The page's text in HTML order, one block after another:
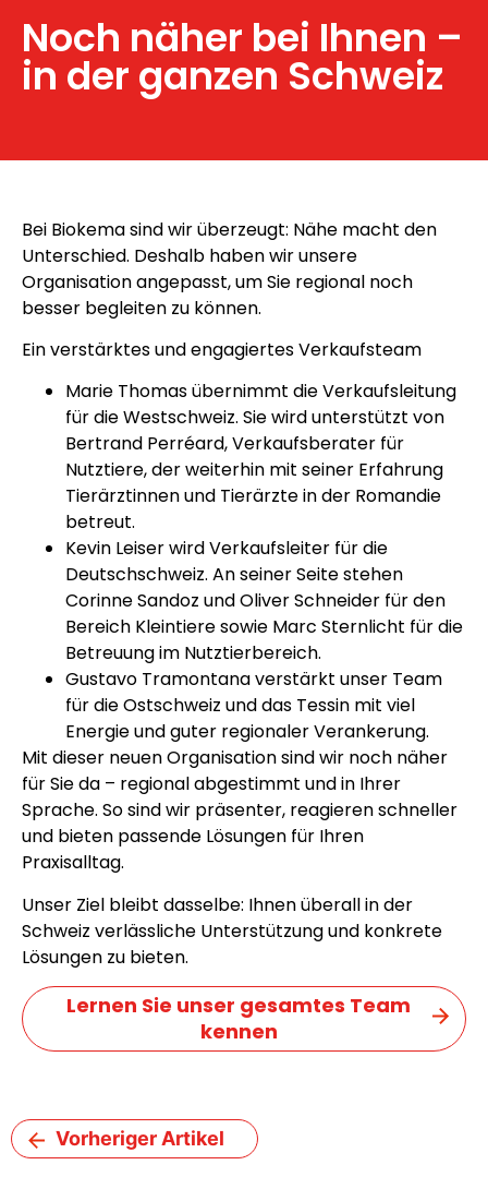
Noch näher bei Ihnen –
in der ganzen Schweiz
Bei Biokema sind wir überzeugt: Nähe macht den
Unterschied. Deshalb haben wir unsere
Organisation angepasst, um Sie regional noch
besser begleiten zu können.
Ein verstärktes und engagiertes Verkaufsteam
Marie Thomas übernimmt die Verkaufsleitung
für die Westschweiz. Sie wird unterstützt von
Bertrand Perréard, Verkaufsberater für
Nutztiere, der weiterhin mit seiner Erfahrung
Tierärztinnen und Tierärzte in der Romandie
betreut.
Kevin Leiser wird Verkaufsleiter für die
Deutschschweiz. An seiner Seite stehen
Corinne Sandoz und Oliver Schneider für den
Bereich Kleintiere sowie Marc Sternlicht für die
Betreuung im Nutztierbereich.
Gustavo Tramontana verstärkt unser Team
für die Ostschweiz und das Tessin mit viel
Energie und guter regionaler Verankerung.
Mit dieser neuen Organisation sind wir noch näher
für Sie da – regional abgestimmt und in Ihrer
Sprache. So sind wir präsenter, reagieren schneller
und bieten passende Lösungen für Ihren
Praxisalltag.
Unser Ziel bleibt dasselbe: Ihnen überall in der
Schweiz verlässliche Unterstützung und konkrete
Lösungen zu bieten.
Lernen Sie unser gesamtes Team
kennen
Vorheriger Artikel